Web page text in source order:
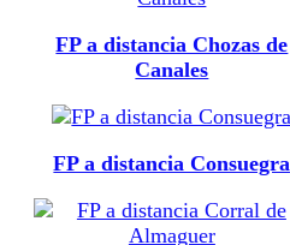
FP a distancia Chozas de
Canales
FP a distancia Consuegra